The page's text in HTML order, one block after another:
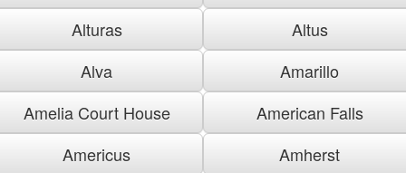
Alturas
Altus
Alva
Amarillo
Amelia Court House
American Falls
Americus
Amherst